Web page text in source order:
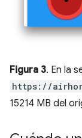
Figura 3. En la
https://
15214 MB del